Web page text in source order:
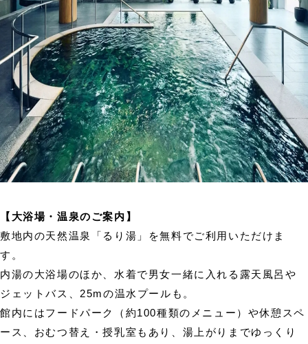
【大浴場・温泉のご案内】
敷地内の天然温泉「るり湯」を無料でご利用いただけま
す。
内湯の大浴場のほか、水着で男女一緒に入れる露天風呂や
ジェットバス、25mの温水プールも。
館内にはフードパーク（約100種類のメニュー）や休憩スペ
ース、おむつ替え・授乳室もあり、湯上がりまでゆっくり